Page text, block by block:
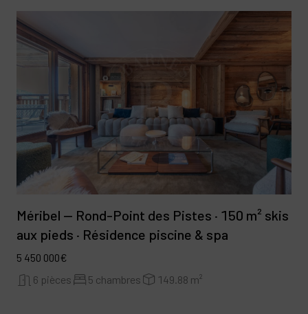
Méribel — Rond-Point des Pistes · 150 m² skis
aux pieds · Résidence piscine & spa
5 450 000€
6 pièces
5 chambres 149.88 m²